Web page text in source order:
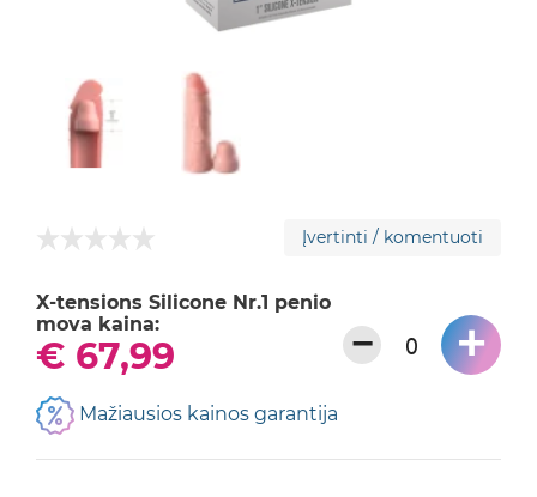
Įvertinti / komentuoti
X-tensions Silicone Nr.1 penio
mova kaina:
€ 67,99 − +
Mažiausios kainos garantija